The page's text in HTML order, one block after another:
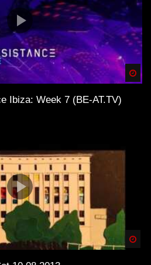
Ibiza: Week 7 (BE-AT.TV)